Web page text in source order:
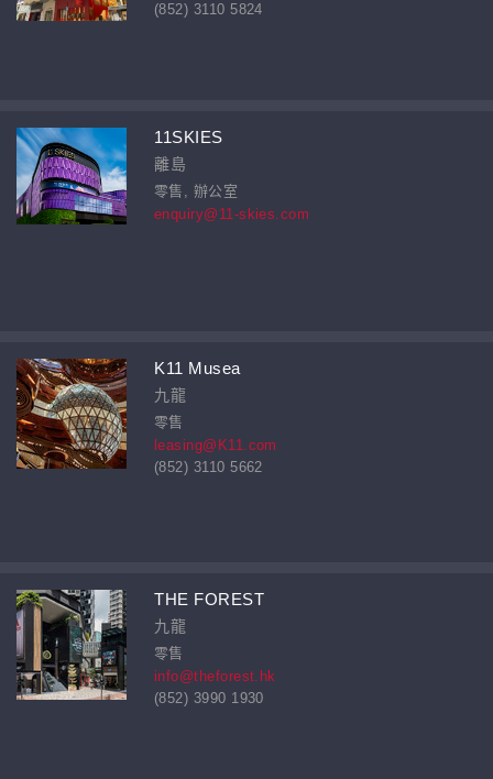
(852) 3110 5824
11SKIES
離島
零售, 辦公室
enquiry@11-skies.com
K11 Musea
九龍
零售
leasing@K11.com
(852) 3110 5662
THE FOREST
九龍
零售
info@theforest.hk
(852) 3990 1930